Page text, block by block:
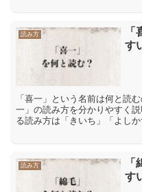
読み方
す
「喜一」という名前は何と読
一」の読み方を分かりやすく
る読み方は「きいち」「よし
読み方
す